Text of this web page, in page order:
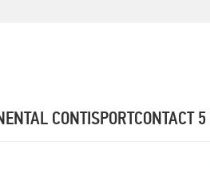
CONTISPORTCONTACT 5